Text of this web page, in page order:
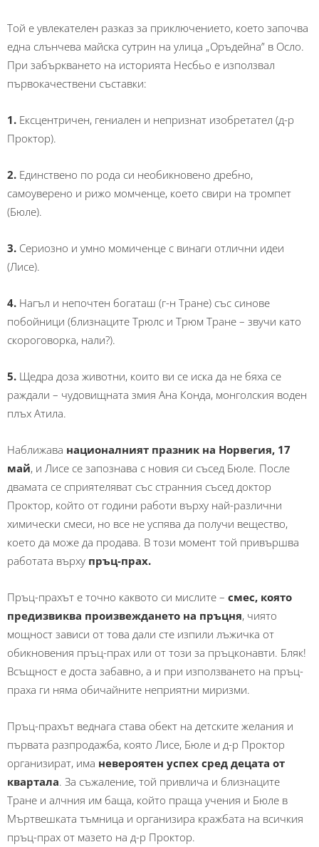
Той е увлекателен разказ за приключението, което започва
една слънчева майска сутрин на улица „Оръдейна” в Осло.
При забъркването на историята Несбьо е използвал
първокачествени съставки:
1. Ексцентричен, гениален и непризнат изобретател (д-р
Проктор).
2. Единствено по рода си необикновено дребно,
самоуверено и рижо момченце, което свири на тромпет
(Бюле).
3. Сериозно и умно момиченце с винаги отлични идеи
(Лисе).
4. Нагъл и непочтен богаташ (г-н Тране) със синове
побойници (близнаците Трюлс и Трюм Тране – звучи като
скороговорка, нали?).
5. Щедра доза животни, които ви се иска да не бяха се
раждали – чудовищната змия Ана Конда, монголския воден
плъх Атила.
Наближава националният празник на Норвегия, 17
май, и Лисе се запознава с новия си съсед Бюле. После
двамата се сприятеляват със странния съсед доктор
Проктор, който от години работи върху най-различни
химически смеси, но все не успява да получи вещество,
което да може да продава. В този момент той привършва
работата върху пръц-прах.
Пръц-прахът е точно каквото си мислите – смес, която
предизвиква произвеждането на пръцня, чиято
мощност зависи от това дали сте изпили лъжичка от
обикновения пръц-прах или от този за пръцконавти. Бляк!
Всъщност е доста забавно, а и при използването на пръц-
праха ги няма обичайните неприятни миризми.
Пръц-прахът веднага става обект на детските желания и
първата разпродажба, която Лисе, Бюле и д-р Проктор
организират, има невероятен успех сред децата от
квартала. За съжаление, той привлича и близнаците
Тране и алчния им баща, който праща учения и Бюле в
Мъртвешката тъмница и организира кражбата на всичкия
пръц-прах от мазето на д-р Проктор.